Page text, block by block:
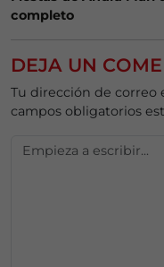
completo
DEJA UN
Tu dirección de correo
campos obligatorios